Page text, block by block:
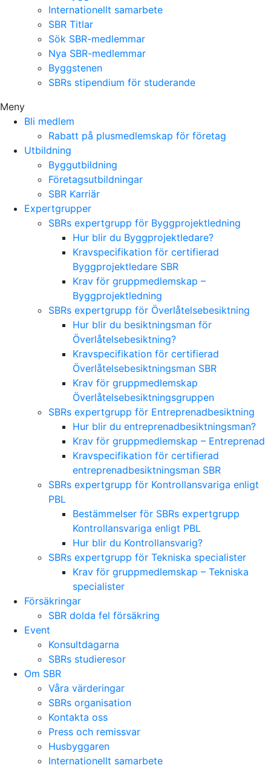
Internationellt samarbete
SBR Titlar
Sök SBR-medlemmar
Nya SBR-medlemmar
Byggstenen
SBRs stipendium för studerande
Meny
Bli medlem
Rabatt på plusmedlemskap för företag
Utbildning
Byggutbildning
Företagsutbildningar
SBR Karriär
Expertgrupper
SBRs expertgrupp för Byggprojektledning
Hur blir du Byggprojektledare?
Kravspecifikation för certifierad
Byggprojektledare SBR
Krav för gruppmedlemskap –
Byggprojektledning
SBRs expertgrupp för Överlåtelsebesiktning
Hur blir du besiktningsman för
Överlåtelsebesiktning?
Kravspecifikation för certifierad
Överlåtelsebesiktningsman SBR
Krav för gruppmedlemskap
Överlåtelsebesiktningsgruppen
SBRs expertgrupp för Entreprenadbesiktning
Hur blir du entreprenadbesiktningsman?
Krav för gruppmedlemskap – Entreprenad
Kravspecifikation för certifierad
entreprenadbesiktningsman SBR
SBRs expertgrupp för Kontrollansvariga enligt
PBL
Bestämmelser för SBRs expertgrupp
Kontrollansvariga enligt PBL
Hur blir du Kontrollansvarig?
SBRs expertgrupp för Tekniska specialister
Krav för gruppmedlemskap – Tekniska
specialister
Försäkringar
SBR dolda fel försäkring
Event
Konsultdagarna
SBRs studieresor
Om SBR
Våra värderingar
SBRs organisation
Kontakta oss
Press och remissvar
Husbyggaren
Internationellt samarbete